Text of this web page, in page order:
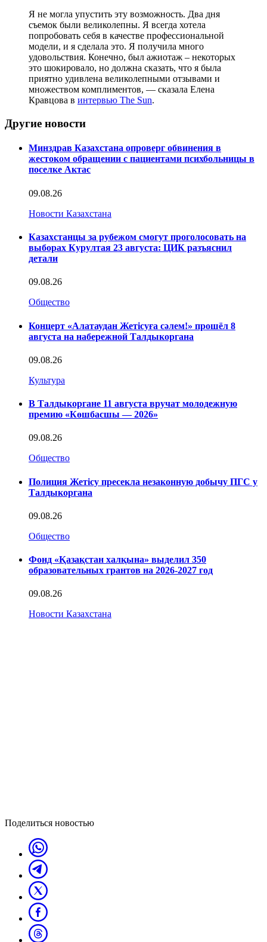
Я не могла упустить эту возможность. Два дня
съемок были великолепны. Я всегда хотела
попробовать себя в качестве профессиональной
модели, и я сделала это. Я получила много
удовольствия. Конечно, был ажиотаж – некоторых
это шокировало, но должна сказать, что я была
приятно удивлена великолепными отзывами и
множеством комплиментов, — сказала Елена
Кравцова в интервью The Sun.
Другие новости
Минздрав Казахстана опроверг обвинения в
жестоком обращении с пациентами психбольницы в
поселке Актас
09.08.26
Новости Казахстана
Казахстанцы за рубежом смогут проголосовать на
выборах Курултая 23 августа: ЦИК разъяснил
детали
09.08.26
Общество
Концерт «Алатаудан Жетісуға сәлем!» прошёл 8
августа на набережной Талдыкоргана
09.08.26
Культура
В Талдыкоргане 11 августа вручат молодежную
премию «Көшбасшы — 2026»
09.08.26
Общество
Полиция Жетісу пресекла незаконную добычу ПГС у
Талдыкоргана
09.08.26
Общество
Фонд «Қазақстан халқына» выделил 350
образовательных грантов на 2026-2027 год
09.08.26
Новости Казахстана
Поделиться новостью